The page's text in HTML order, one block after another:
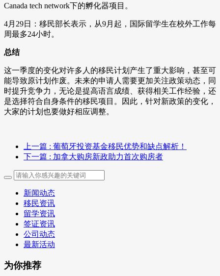
Canada tech network下的孵化器项目。
4月29日：移民部长表示，从9月起，国际留学生在校外工作每
周最多24小时。
总结
这一季度的变化对许多人的移民计划产生了重大影响，甚至可
能导致原计划作废。未来的申请人需要更加关注政策动态，同
时提升竞争力，无论是提高语言成绩、获得相关工作经验，还
是选择符合自身条件的移民项目。因此，针对新政策的变化，
大家的计划也要做好相应调整。
上一篇 : 葡萄牙投资基金移民优势和缺点解析！
下一篇 : 加拿大购房新政助力首次购房者
新闻动态
移民资讯
留学资讯
签证资讯
公司动态
最新活动
为你推荐